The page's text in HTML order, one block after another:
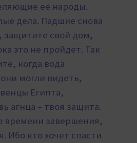
её народы.
дела. Падшие снова
защитите свой дом,
это не пройдет. Так
когда вода
могли видеть,
Египта,
агнца – твоя защита.
времени завершения,
Ибо кто хочет спасти